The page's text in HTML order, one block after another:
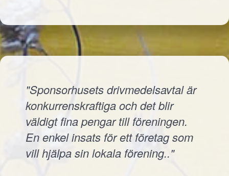
"Sponsorhusets drivmedelsavtal är
konkurrenskraftiga och det blir
väldigt fina pengar till föreningen.
En enkel insats för ett företag som
vill hjälpa sin lokala förening.."